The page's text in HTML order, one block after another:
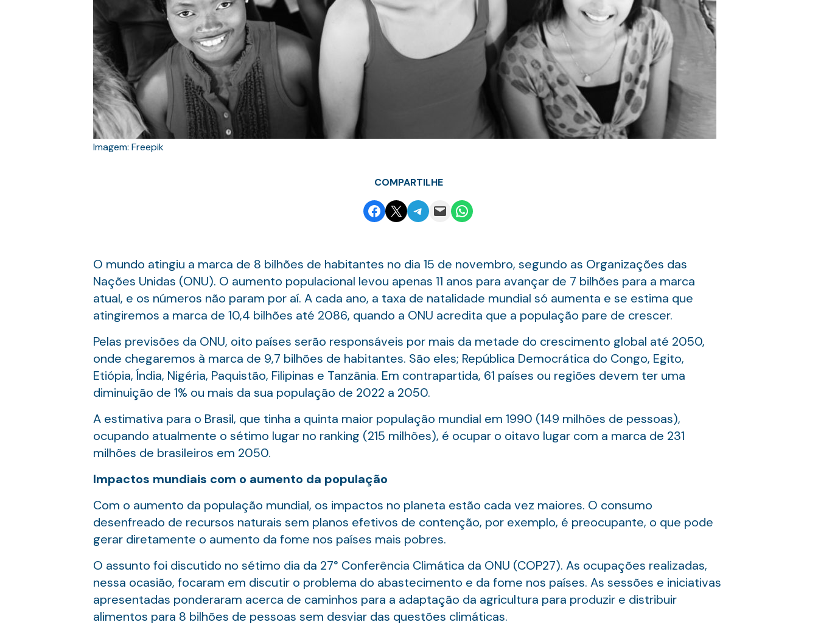
Imagem: Freepik
COMPARTILHE
Share on Facebook
Email this PageShare on Telegram
Email this PageShare on WhatsApp
O mundo atingiu a marca de 8 bilhões de habitantes no dia 15 de novembro, segundo as Organizações das
Nações Unidas (ONU). O aumento populacional levou apenas 11 anos para avançar de 7 bilhões para a marca
atual, e os números não param por aí. A cada ano, a taxa de natalidade mundial só aumenta e se estima que
atingiremos a marca de 10,4 bilhões até 2086, quando a ONU acredita que a população pare de crescer.
Pelas previsões da ONU, oito países serão responsáveis por mais da metade do crescimento global até 2050,
onde chegaremos à marca de 9,7 bilhões de habitantes. São eles; República Democrática do Congo, Egito,
Etiópia, Índia, Nigéria, Paquistão, Filipinas e Tanzânia. Em contrapartida, 61 países ou regiões devem ter uma
diminuição de 1% ou mais da sua população de 2022 a 2050.
A estimativa para o Brasil, que tinha a quinta maior população mundial em 1990 (149 milhões de pessoas),
ocupando atualmente o sétimo lugar no ranking (215 milhões), é ocupar o oitavo lugar com a marca de 231
milhões de brasileiros em 2050.
Impactos mundiais com o aumento da população
Com o aumento da população mundial, os impactos no planeta estão cada vez maiores. O consumo
desenfreado de recursos naturais sem planos efetivos de contenção, por exemplo, é preocupante, o que pode
gerar diretamente o aumento da fome nos países mais pobres.
O assunto foi discutido no sétimo dia da 27° Conferência Climática da ONU (COP27). As ocupações realizadas,
nessa ocasião, focaram em discutir o problema do abastecimento e da fome nos países. As sessões e iniciativas
apresentadas ponderaram acerca de caminhos para a adaptação da agricultura para produzir e distribuir
alimentos para 8 bilhões de pessoas sem desviar das questões climáticas.